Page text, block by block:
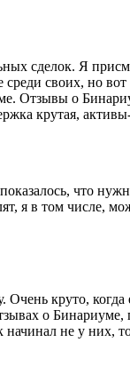
сделок. Я
своих, но вот
Отзывы о
крутая,
что
я в том числе,
круто, когда
о Бинариуме,
не у них,